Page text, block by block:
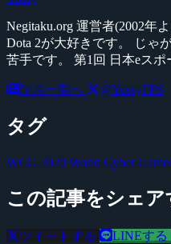
Negitaku.org 運営者(2002年
Dota 2が大好きです。 じゃ
苦手です。 第1回 日本eス
記事一覧へ @YossyFPS
タグ
WCG 2020 World Cyber
この記事をシェア
ツイートする LINEする